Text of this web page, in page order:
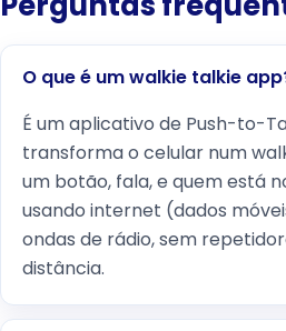
O que é um walkie talkie
É um aplicativo de Push-to-
transforma o celular num
um botão, fala, e quem está
usando internet (dados
ondas de rádio, sem
distância.